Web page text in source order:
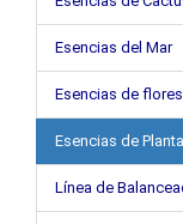
Esencias del Mar
Esencias de
Esencias de
Línea de